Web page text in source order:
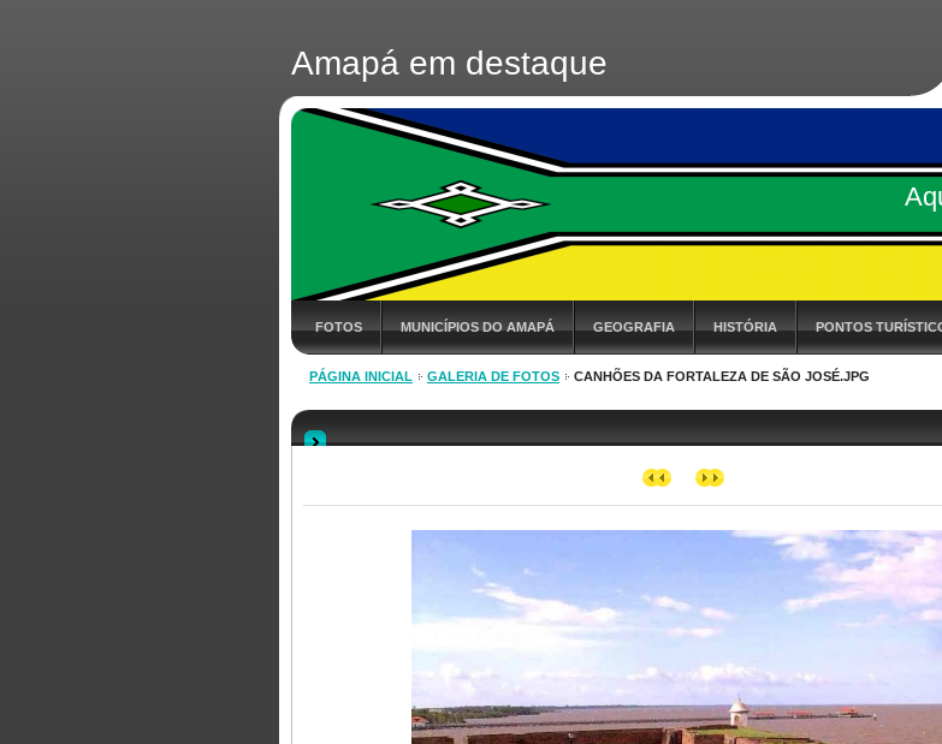
Amapá em destaque
FOTOS MUNICÍPIOS DO AMAPÁ GEOGRAFIA HISTÓRIA PONTOS
PÁGINA INICIAL GALERIA DE FOTOS CANHÕES DA FORTALEZA DE SÃO JOSÉ.JPG